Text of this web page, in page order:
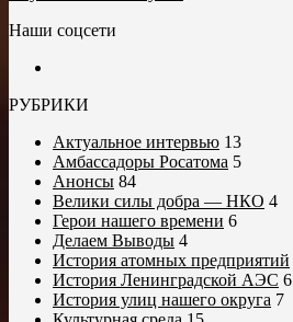
Наши соцсети
РУБРИКИ
Актуальное интервью 13
Амбассадоры Росатома 5
Анонсы 84
Велики силы добра — НКО 4
Герои нашего времени 6
Делаем Выводы 4
История атомных предприятий
История Ленинградской АЭС 6
История улиц нашего округа 7